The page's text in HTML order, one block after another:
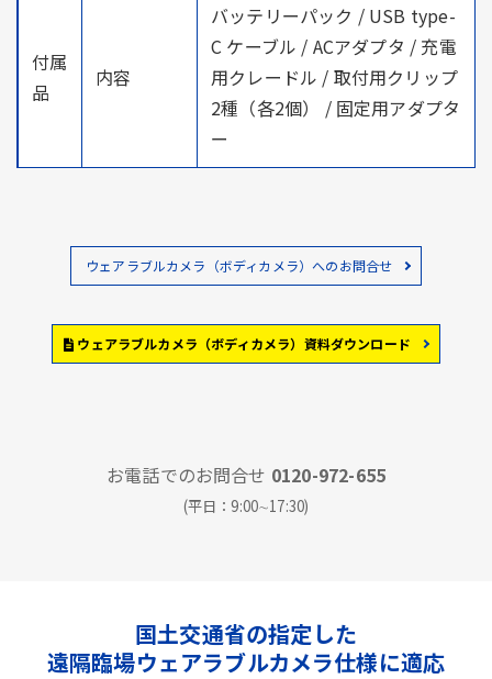
付属
品
内容
バッテリーパック / USB type-
C ケーブル / ACアダプタ / 充電
用クレードル / 取付用クリップ
2種（各2個） / 固定用アダプタ
ー
ウェアラブルカメラ（ボディカメラ）へのお問合せ
ウェアラブルカメラ（ボディカメラ）資料ダウンロード
お電話でのお問合せ 0120-972-655
(平日：9:00∼17:30)
国土交通省の指定した
遠隔臨場ウェアラブルカメラ仕様に適応